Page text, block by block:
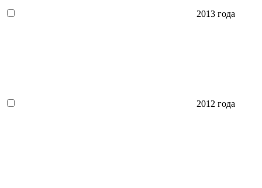
2013 года
2012 года